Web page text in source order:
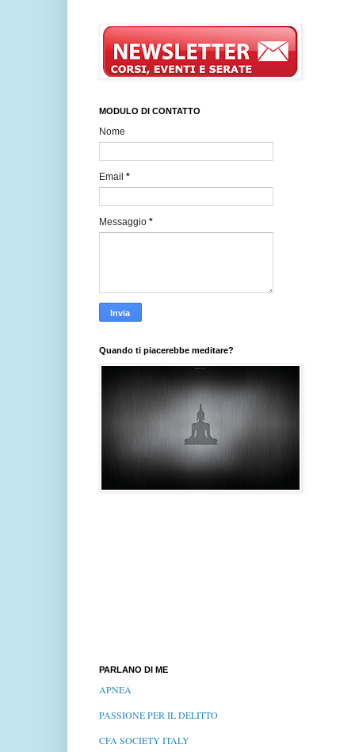
MODULO DI CONTATTO
Nome
Email *
Messaggio *
Quando ti piacerebbe meditare?
PARLANO DI ME
APNEA
PASSIONE PER IL DELITTO
CFA SOCIETY ITALY